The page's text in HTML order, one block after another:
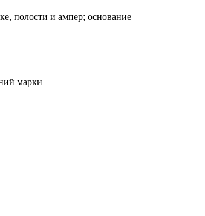
полости и ампер; основание
марки